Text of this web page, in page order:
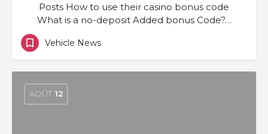
Posts How to use their casino bonus code
What is a no-deposit Added bonus Code?…
Vehicle News
AOÛT 12